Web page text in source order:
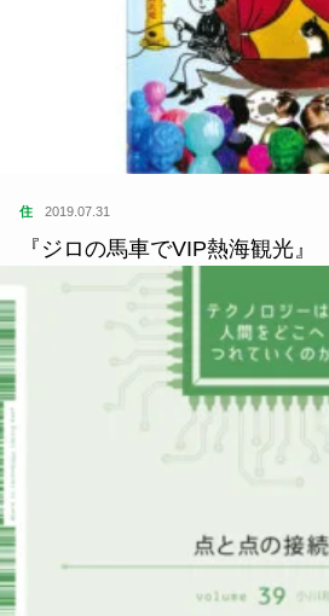
住 2019.07.31
『ジロの馬車でVIP熱海観光』